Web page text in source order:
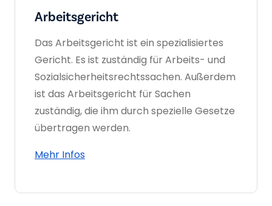
Arbeitsgericht
Das Arbeitsgericht ist ein spezialisiertes
Gericht. Es ist zuständig für Arbeits- und
Sozialsicherheitsrechtssachen. Außerdem
ist das Arbeitsgericht für Sachen
zuständig, die ihm durch spezielle Gesetze
übertragen werden.
Mehr Infos